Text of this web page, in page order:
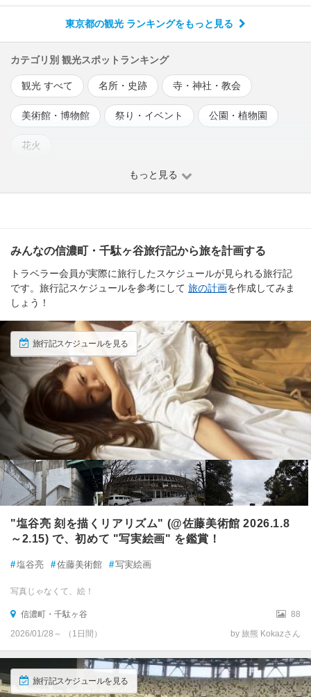
東京都の観光 ランキングをもっと見る
カテゴリ別 観光スポットランキング
観光 すべて 名所・史跡 寺・神社・教会
美術館・博物館 祭り・イベント 公園・植物園
花火
もっと見る
みんなの信濃町・千駄ヶ谷旅行記から旅を計画する
トラベラー会員が実際に旅行したスケジュールが見られる旅行記
です。旅行記スケジュールを参考にして 旅の計画を作成してみま
しょう！
旅行記スケジュールを見る
"塩谷亮 刻を描くリアリズム" (@佐藤美術館 2026.1.8
～2.15) で、初めて "写実絵画" を鑑賞！
#塩谷亮 #佐藤美術館 #写実絵画
写真じゃなくて、絵！
信濃町・千駄ヶ谷
88
2026/01/28～ （1日間）
by 旅熊 Kokazさん
旅行記スケジュールを見る